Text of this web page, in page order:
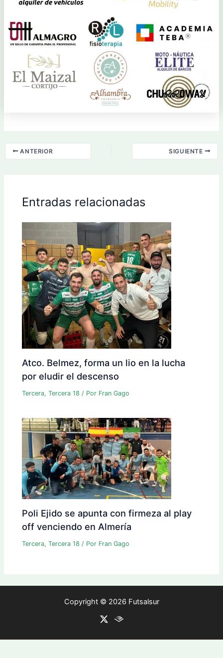
ANTERIOR SIGUIENTE
Entradas relacionadas
Atco. Belmez, forma un lio en la lucha
por eludir el descenso
Tercera,Tercera 18 / Por Fran Gago
Poli Ejido se apunta con firmeza al play
off venciendo en Almería
Tercera,Tercera 18 / Por Fran Gago
Copyright © 2026 Futsalsur